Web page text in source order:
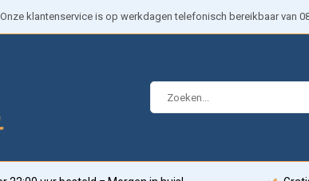
Onze klantenservice is op werkdagen telefonisch bereikbaar van